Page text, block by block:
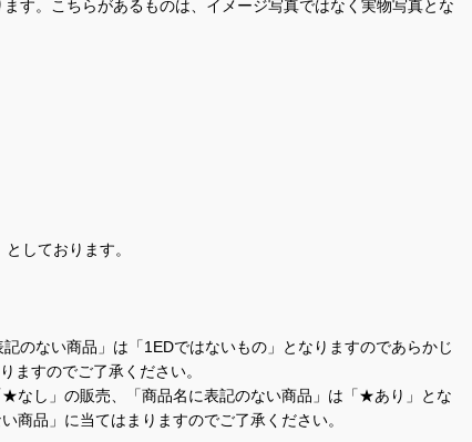
す。こちらがあるものは、イメージ写真ではなく実物写真とな
しております。
のない商品」は「1EDではないもの」となりますのであらかじ
ますのでご了承ください。
し」の販売、「商品名に表記のない商品」は「★あり」とな
品」に当てはまりますのでご了承ください。